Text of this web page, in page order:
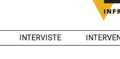
INTERVISTE